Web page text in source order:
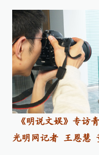
《明说文娱》专访
光明网记者 王恩慧